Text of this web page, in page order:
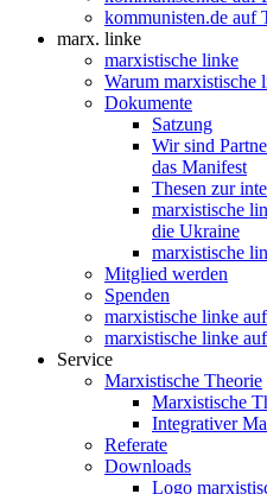
kommunisten.de auf
marx. linke
marxistische linke
Warum marxistische
Dokumente
Satzung
Wir sind
das Manifest
Thesen zur
marxistische
die Ukraine
marxistische
Mitglied werden
Spenden
marxistische linke
marxistische linke
Service
Marxistische Theorie
Marxistische
Integrativer
Referate
Downloads
Logo